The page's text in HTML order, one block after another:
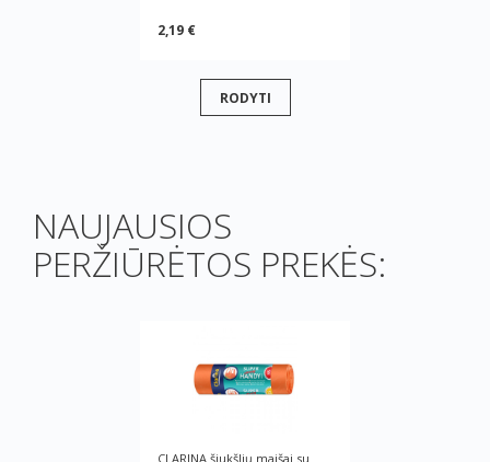
2,19 €
RODYTI
NAUJAUSIOS
PERŽIŪRĖTOS PREKĖS:
CLARINA šiukšlių maišai su